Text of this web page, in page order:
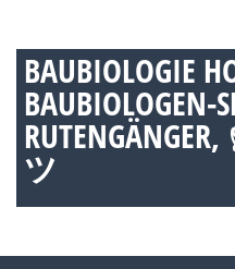
BAUBIOLOGIE
BAUBIOLOGEN-
ツ